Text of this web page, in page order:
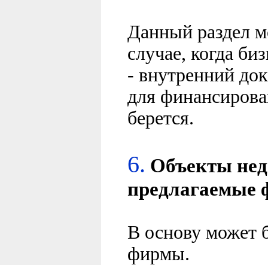
Данный раздел
случае, когда
- внутренний
для
берется.
6. Объекты
предлагаемые
В основу может
фирмы.